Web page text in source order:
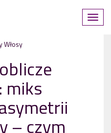
Włosy
miks
– czym